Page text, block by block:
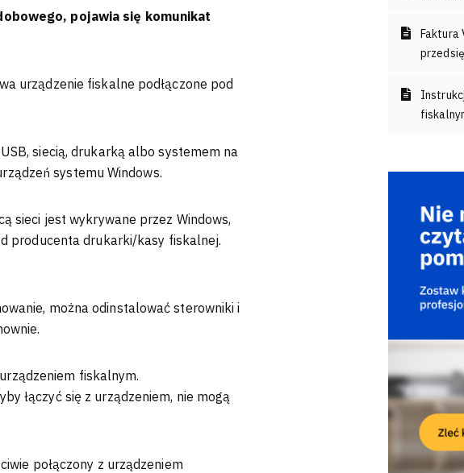
pojawia się komunikat
urządzenie fiskalne podłączone pod
siecią, drukarką albo systemem na
systemu Windows.
sieci jest wykrywane przez Windows,
producenta drukarki/kasy fiskalnej.
można odinstalować sterowniki i
fiskalnym.
łączyć się z urządzeniem, nie mogą
połączony z urządzeniem
Faktura